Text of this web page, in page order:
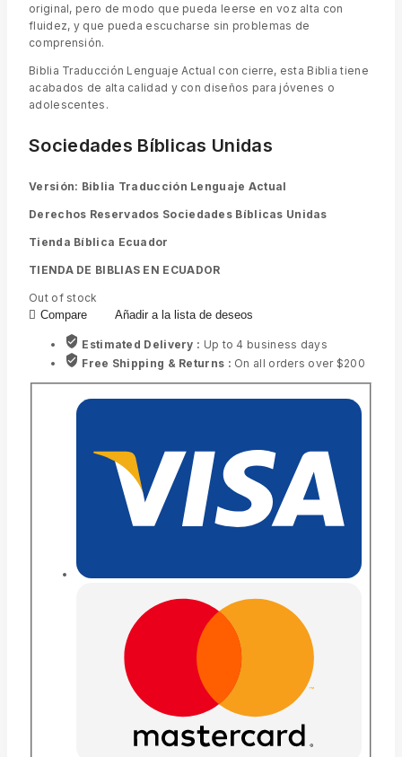
original, pero de modo que pueda leerse en voz alta con
fluidez, y que pueda escucharse sin problemas de
comprensión.
Biblia Traducción Lenguaje Actual con cierre, esta Biblia tiene
acabados de alta calidad y con diseños para jóvenes o
adolescentes.
Sociedades Bíblicas Unidas
Versión: Biblia Traducción Lenguaje Actual
Derechos Reservados Sociedades Bíblicas Unidas
Tienda Bíblica Ecuador
TIENDA DE BIBLIAS EN ECUADOR
Out of stock
Compare
Añadir a la lista de deseos
Estimated Delivery : Up to 4 business days
Free Shipping & Returns : On all orders over $200